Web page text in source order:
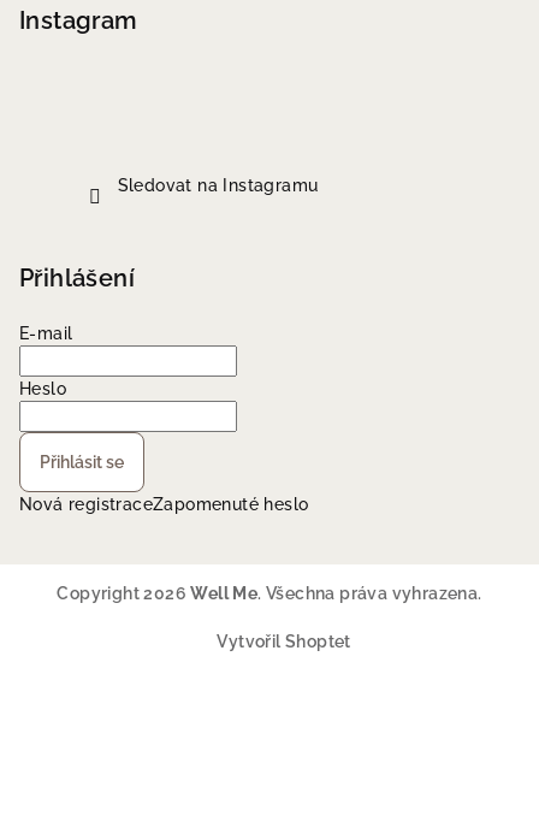
Instagram
Sledovat na Instagramu
Přihlášení
E-mail
Heslo
Přihlásit se
Nová registraceZapomenuté heslo
Copyright 2026Well Me. Všechna práva vyhrazena.
Vytvořil Shoptet